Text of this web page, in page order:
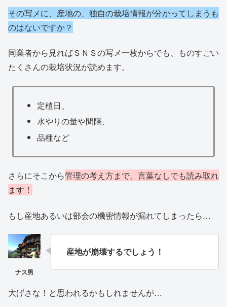
その写メに、産地の、独自の栽培情報が分かってしまうも
のはないですか？
同業者から見ればＳＮＳの写メ一枚からでも、ものすごい
たくさんの栽培状況が読めます。
定植日、
水やりの量や間隔、
品種など
さらにそこから管理の考え方まで、言葉なしでも読み取れ
ます！
もし産地あるいは部会の機密情報が漏れてしまったら…
産地が崩壊するでしょう！
大げさな！と思われるかもしれませんが…